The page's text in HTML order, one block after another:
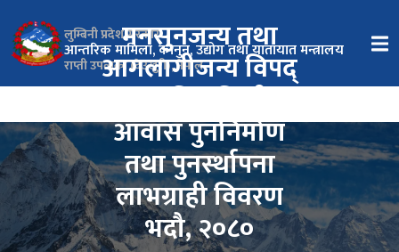
लुम्बिनी प्रदेश सरकार
आन्तरिक मामिला, कानुन, उद्योग तथा यातायात मन्त्रालय
राप्ती उपत्यका (देउखुरी), नेपाल
मनसुनजन्य तथा
आगलागीजन्य विपद्
प्रभावित निझी
आवास पुननिर्माण
तथा पुनस्‍‍र्थापना
लाभग्राही विवरण
भदौ, २०८०